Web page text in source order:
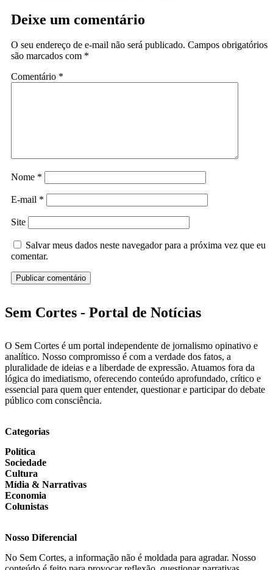
Deixe um comentário
O seu endereço de e-mail não será publicado. Campos obrigatórios
são marcados com *
Comentário *
Nome *
E-mail *
Site
Salvar meus dados neste navegador para a próxima vez que eu
comentar.
Sem Cortes - Portal de Notícias
O Sem Cortes é um portal independente de jornalismo opinativo e
analítico. Nosso compromisso é com a verdade dos fatos, a
pluralidade de ideias e a liberdade de expressão. Atuamos fora da
lógica do imediatismo, oferecendo conteúdo aprofundado, crítico e
essencial para quem quer entender, questionar e participar do debate
público com consciência.
Categorias
Política
Sociedade
Cultura
Mídia & Narrativas
Economia
Colunistas
Nosso Diferencial
No Sem Cortes, a informação não é moldada para agradar. Nosso